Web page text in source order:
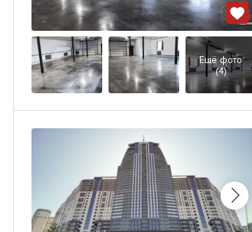
Ещё фото
(4)